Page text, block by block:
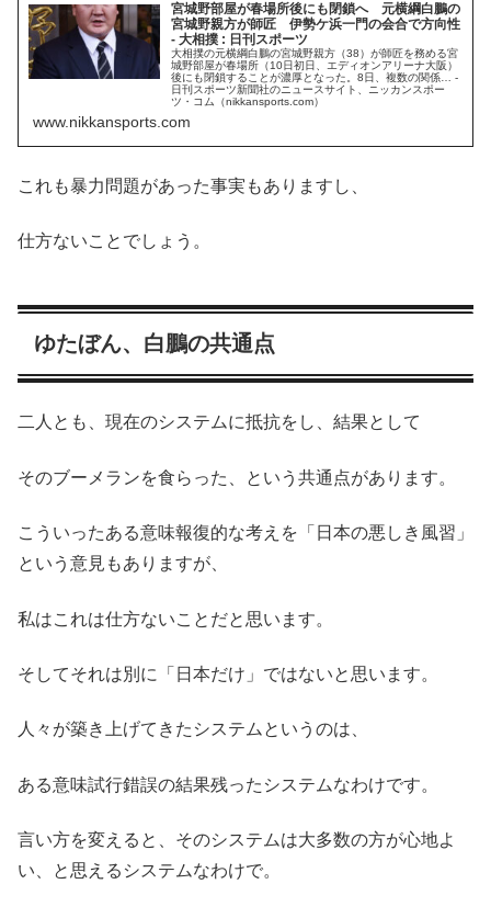
宮城野部屋が春場所後にも閉鎖へ 元横綱白鵬の
宮城野親方が師匠 伊勢ケ浜一門の会合で方向性
- 大相撲 : 日刊スポーツ
大相撲の元横綱白鵬の宮城野親方（38）が師匠を務める宮
城野部屋が春場所（10日初日、エディオンアリーナ大阪）
後にも閉鎖することが濃厚となった。8日、複数の関係… -
日刊スポーツ新聞社のニュースサイト、ニッカンスポー
ツ・コム（nikkansports.com）
www.nikkansports.com
これも暴力問題があった事実もありますし、
仕方ないことでしょう。
ゆたぼん、白鵬の共通点
二人とも、現在のシステムに抵抗をし、結果として
そのブーメランを食らった、という共通点があります。
こういったある意味報復的な考えを「日本の悪しき風習」
という意見もありますが、
私はこれは仕方ないことだと思います。
そしてそれは別に「日本だけ」ではないと思います。
人々が築き上げてきたシステムというのは、
ある意味試行錯誤の結果残ったシステムなわけです。
言い方を変えると、そのシステムは大多数の方が心地よ
い、と思えるシステムなわけで。